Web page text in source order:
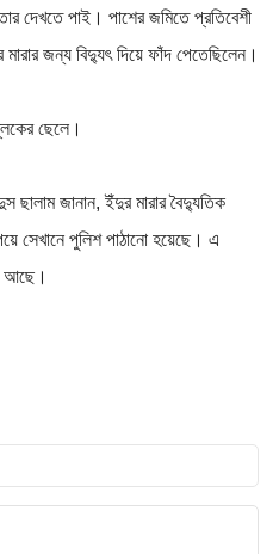
দেখতে পাই। পাশের জমিতে প্রতিবেশী
মারার জন্য বিদ্যুৎ দিয়ে ফাঁদ পেতেছিলেন।
ছেলে।
ছালাম জানান, ইঁদুর মারার বৈদ্যুতিক
সেখানে পুলিশ পাঠানো হয়েছে। এ
আছে।